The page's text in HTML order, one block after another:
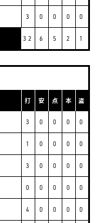
3 0 0 0 0
32 6 5 2 1
打 安 点 本 盗
3 0 0 0 0
1 0 0 0 0
3 0 0 0 0
0 0 0 0 0
4 0 0 0 0